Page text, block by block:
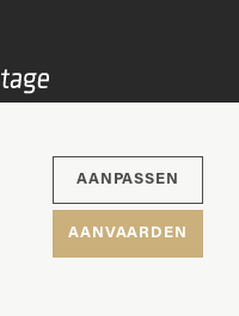
AANPASSEN
AANVAARDEN